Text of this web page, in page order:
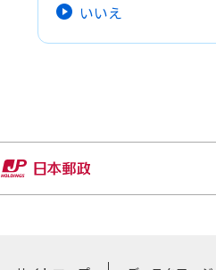
いいえ